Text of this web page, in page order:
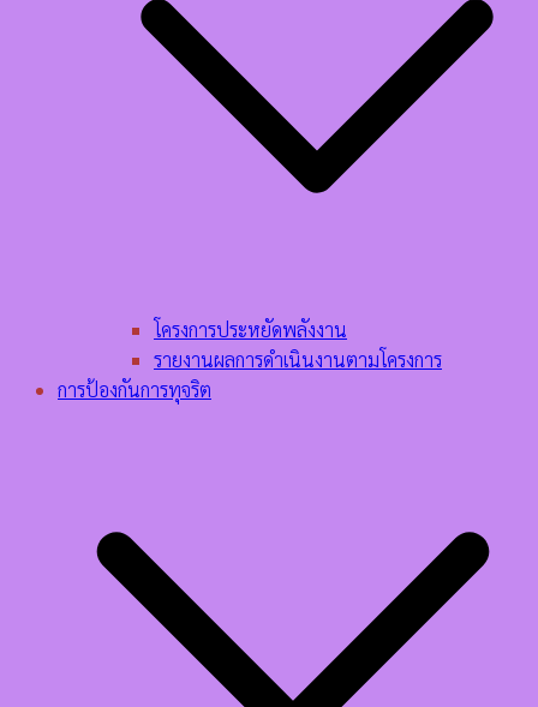
โครงการประหยัดพลังงาน
รายงานผลการดำเนินงานตามโครงการ
การป้องกันการทุจริต